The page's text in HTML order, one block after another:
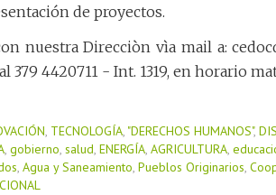
de proyectos.
nuestra Direcciòn vìa mail a:
4420711 - Int. 1319, en horario
, TECNOLOGÍA, "DERECHOS HUMANOS",
, gobierno, salud, ENERGÍA, AGRICULTURA,
, Agua y Saneamiento, Pueblos Originarios,